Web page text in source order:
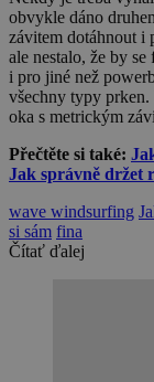
obvykle dáno
závitem dotáhnout i
ale nestalo, že by
i pro jiné než
všechny typy
oka s metrickým
Přečtěte si také:
Jak správně držet
wave windsurfing
si sám fina
Čítať ďalej